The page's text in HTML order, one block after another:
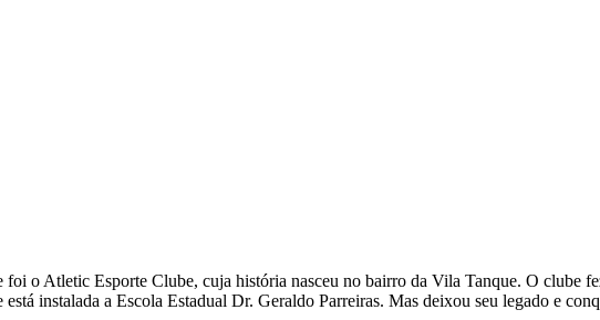
o Atletic Esporte Clube, cuja história nasceu no bairro da Vila Tanque. O clube
instalada a Escola Estadual Dr. Geraldo Parreiras. Mas deixou seu legado e